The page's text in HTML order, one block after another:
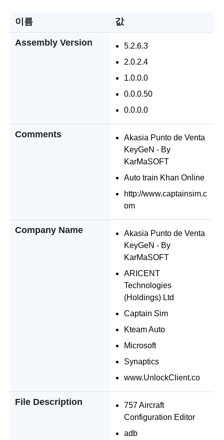
이름 값
Assembly Version
5.2.6.3
2.0.2.4
1.0.0.0
0.0.0.50
0.0.0.0
Comments
Akasia Punto de Venta
KeyGeN - By
KarMaSOFT
Auto train Khan Online
http://www.captainsim.c
om
Company Name
Akasia Punto de Venta
KeyGeN - By
KarMaSOFT
ARICENT
Technologies
(Holdings) Ltd
Captain Sim
Kteam Auto
Microsoft
Synaptics
www.UnlockClient.co
File Description
757 Aircraft
Configuration Editor
adb